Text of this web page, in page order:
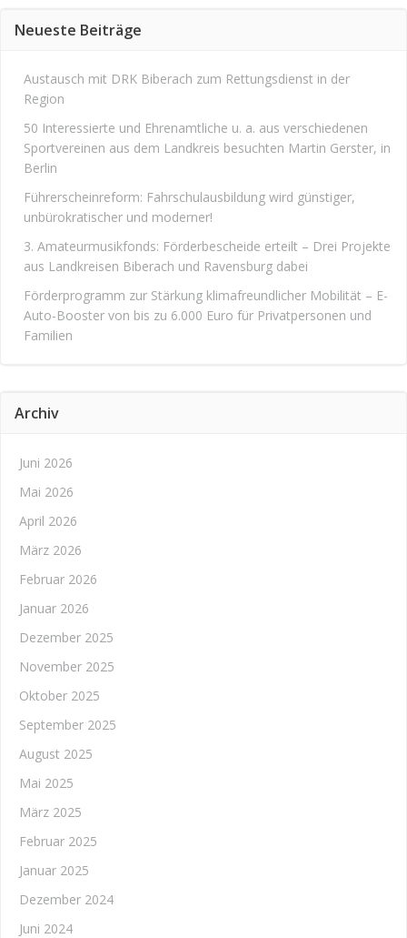
Neueste Beiträge
Austausch mit DRK Biberach zum Rettungsdienst in der
Region
50 Interessierte und Ehrenamtliche u. a. aus verschiedenen
Sportvereinen aus dem Landkreis besuchten Martin Gerster, in
Berlin
Führerscheinreform: Fahrschulausbildung wird günstiger,
unbürokratischer und moderner!
3. Amateurmusikfonds: Förderbescheide erteilt – Drei Projekte
aus Landkreisen Biberach und Ravensburg dabei
Förderprogramm zur Stärkung klimafreundlicher Mobilität – E-
Auto-Booster von bis zu 6.000 Euro für Privatpersonen und
Familien
Archiv
Juni 2026
Mai 2026
April 2026
März 2026
Februar 2026
Januar 2026
Dezember 2025
November 2025
Oktober 2025
September 2025
August 2025
Mai 2025
März 2025
Februar 2025
Januar 2025
Dezember 2024
Juni 2024